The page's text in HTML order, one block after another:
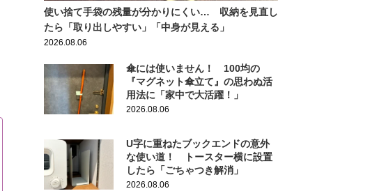
使い捨て手袋の残量が分かりにくい… 収納を見直し
たら「取り出しやすい」「中身が見える」
2026.08.06
傘には使いません！ 100均の
『マグネット傘立て』の思わぬ活
用法に「家中で大活躍！」
2026.08.06
U字に重ねたブックエンドの意外
な使い道！ トースター横に設置
したら「ごちゃつき解消」
2026.08.06